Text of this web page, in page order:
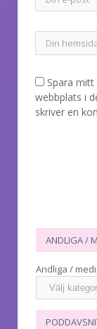
Spara
webbplats i
skriver en
ANDLIGA /
Andliga /